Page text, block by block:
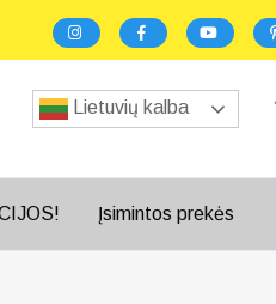
Lietuvių kalba
Įsimintos prekės